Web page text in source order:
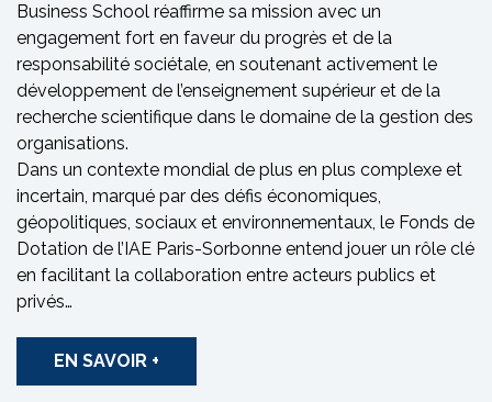
Business School réaffirme sa mission avec un
engagement fort en faveur du progrès et de la
responsabilité sociétale, en soutenant activement le
développement de l’enseignement supérieur et de la
recherche scientifique dans le domaine de la gestion des
organisations.
Dans un contexte mondial de plus en plus complexe et
incertain, marqué par des défis économiques,
géopolitiques, sociaux et environnementaux, le Fonds de
Dotation de l’IAE Paris-Sorbonne entend jouer un rôle clé
en facilitant la collaboration entre acteurs publics et
privés…
EN SAVOIR +